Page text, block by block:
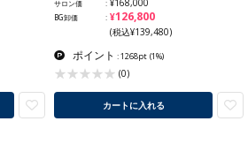
サロン価 ¥168,000
BG卸価 ¥126,800
(税込¥139,480)
ポイント : 1268pt (1%)
(0)
カートに入れる